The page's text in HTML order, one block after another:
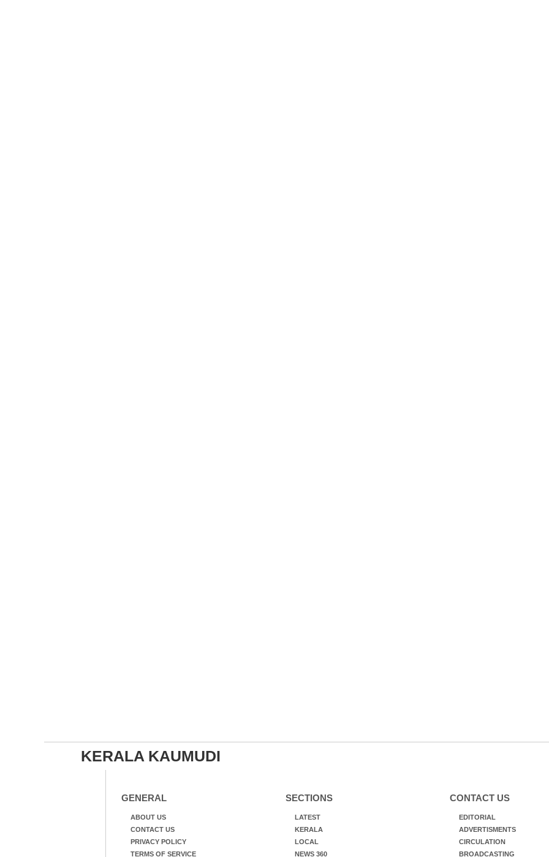
KERALA KAUMUDI
GENERAL
ABOUT US
CONTACT US
PRIVACY POLICY
TERMS OF SERVICE
SECTIONS
LATEST
KERALA
LOCAL
NEWS 360
CONTACT US
EDITORIAL
ADVERTISMENTS
CIRCULATION
BROADCASTING